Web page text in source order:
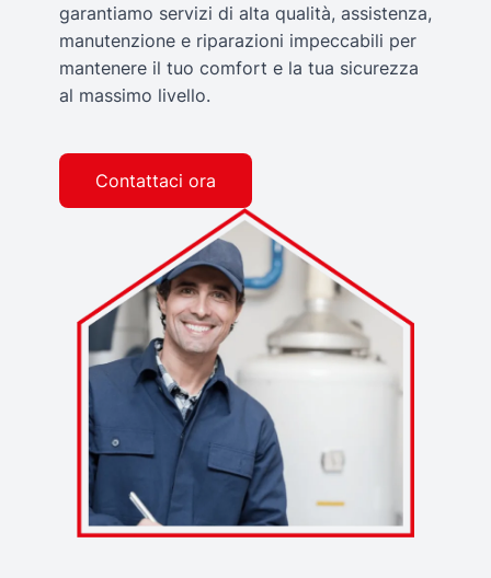
garantiamo servizi di alta qualità, assistenza,
manutenzione e riparazioni impeccabili per
mantenere il tuo comfort e la tua sicurezza
al massimo livello.
Contattaci ora